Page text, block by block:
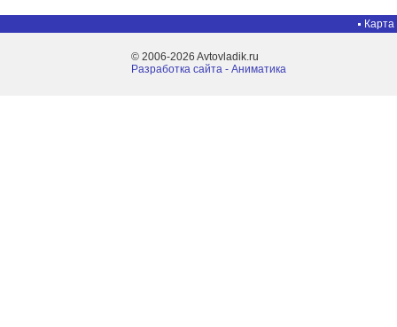
Карта
© 2006-2026 Avtovladik.ru
Разработка сайта - Aниматика